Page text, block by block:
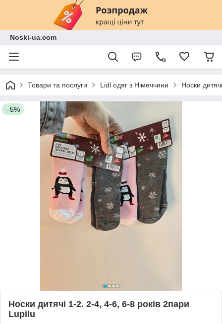
Noski-ua.com
Товари та послуги Lidl одяг з Німеччини Носки
–5%
Носки дитячі 1-2. 2-4, 4-6, 6-8 років 2пари
Lupilu